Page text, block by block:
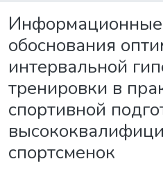
Информационные
обоснования
интервальной
тренировки в
спортивной
спортсменок